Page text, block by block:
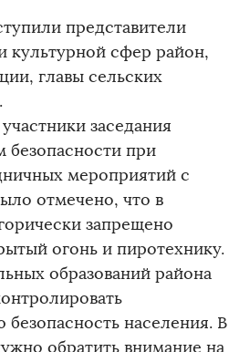
представители
культурной сфер район,
главы сельских
заседания
безопасности при
мероприятий с
отмечено, что в
запрещено
огонь и пиротехнику.
образований района
населения. В
обратить внимание на